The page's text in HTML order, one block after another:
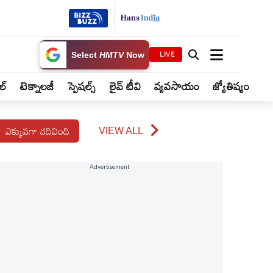
Select HMTVNow LIVE
టెక్నాలజీ స్పెషల్స్ లైవ్ టీవి వ్యవసాయం జ్యోతిష్యం
ఎక్కువగా చదివింది VIEW ALL
Advertisement